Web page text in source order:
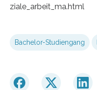
ziale_arbeit_ma.html
Bachelor-Studiengang